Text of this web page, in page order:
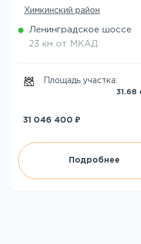
Химкинский район
Ленинградское шоссе
23 км от МКАД
Площадь участка:
31.68
31 046 400 ₽
Подробнее